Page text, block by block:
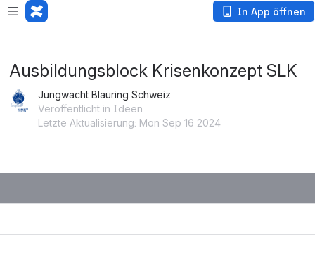
Loading app... In App öffnen
Ausbildungsblock Krisenkonzept SLK
Jungwacht Blauring Schweiz
Veröffentlicht in Ideen
Letzte Aktualisierung: Mon Sep 16 2024